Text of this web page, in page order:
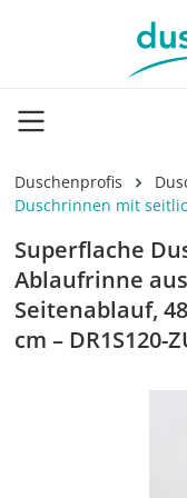
Zum Hauptinhalt
Duschenprofis
Duschrinnen mit
Superflache
Ablaufrinne
Seitenablauf,
cm – DR1S120-